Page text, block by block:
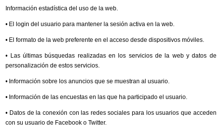
Información estadística del uso de la web.
• El login del usuario para mantener la sesión activa en la web.
• El formato de la web preferente en el acceso desde dispositivos móviles.
• Las últimas búsquedas realizadas en los servicios de la web y datos de
personalización de estos servicios.
• Información sobre los anuncios que se muestran al usuario.
• Información de las encuestas en las que ha participado el usuario.
• Datos de la conexión con las redes sociales para los usuarios que acceden
con su usuario de Facebook o Twitter.